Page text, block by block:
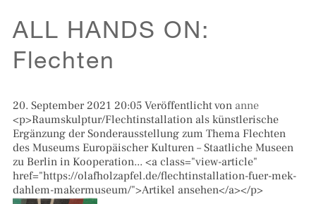
ALL HANDS ON:
Flechten
20. September 2021 20:05 Veröffentlicht von anne
<p>Raumskulptur/Flechtinstallation als künstlerische
Ergänzung der Sonderausstellung zum Thema Flechten
des Museums Europäischer Kulturen – Staatliche Museen
zu Berlin in Kooperation... <a class="view-article"
href="https://olafholzapfel.de/flechtinstallation-fuer-mek-
dahlem-makermuseum/">Artikel ansehen</a></p>